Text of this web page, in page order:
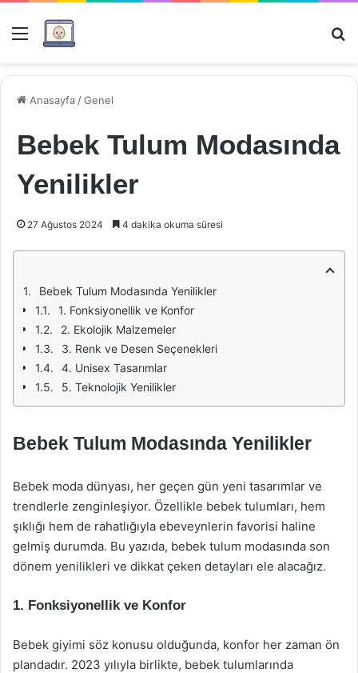
Menü
Anasayfa /Genel
Bebek Tulum Modasında
Yenilikler
27 Ağustos 2024 4 dakika okuma süresi
Bebek Tulum Modasında Yenilikler
1. Fonksiyonellik ve Konfor
2. Ekolojik Malzemeler
3. Renk ve Desen Seçenekleri
4. Unisex Tasarımlar
5. Teknolojik Yenilikler
Bebek Tulum Modasında Yenilikler
Bebek moda dünyası, her geçen gün yeni tasarımlar ve
trendlerle zenginleşiyor. Özellikle bebek tulumları, hem
şıklığı hem de rahatlığıyla ebeveynlerin favorisi haline
gelmiş durumda. Bu yazıda, bebek tulum modasında son
dönem yenilikleri ve dikkat çeken detayları ele alacağız.
1. Fonksiyonellik ve Konfor
Bebek giyimi söz konusu olduğunda, konfor her zaman ön
plandadır. 2023 yılıyla birlikte, bebek tulumlarında